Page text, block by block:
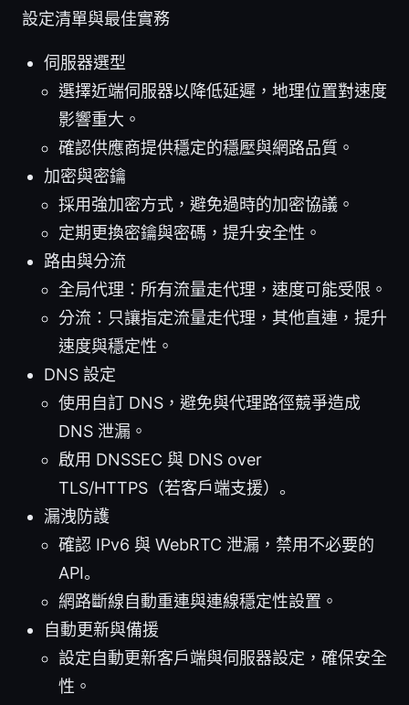
設定清單與最佳實務
伺服器選型
選擇近端伺服器以降低延遲，地理位置對速度
影響重大。
確認供應商提供穩定的穩壓與網路品質。
加密與密鑰
採用強加密方式，避免過時的加密協議。
定期更換密鑰與密碼，提升安全性。
路由與分流
全局代理：所有流量走代理，速度可能受限。
分流：只讓指定流量走代理，其他直連，提升
速度與穩定性。
DNS 設定
使用自訂 DNS，避免與代理路徑競爭造成
DNS 泄漏。
啟用 DNSSEC 與 DNS over
TLS/HTTPS（若客戶端支援）。
漏洩防護
確認 IPv6 與 WebRTC 泄漏，禁用不必要的
API。
網路斷線自動重連與連線穩定性設置。
自動更新與備援
設定自動更新客戶端與伺服器設定，確保安全
性。